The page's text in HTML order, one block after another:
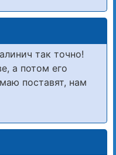
так точно!
а потом его
поставят, нам